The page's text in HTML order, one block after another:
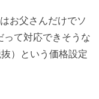
お父さんだけでソ
って対応できそうな
）という価格設定